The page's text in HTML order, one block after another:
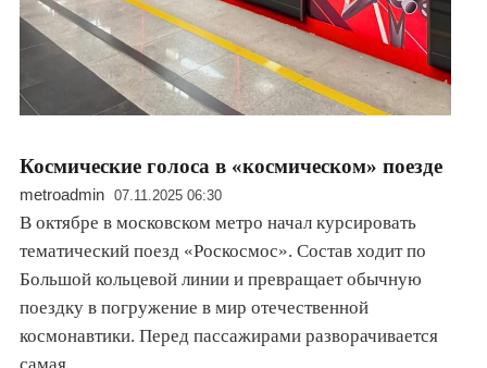
Космические голоса в «космическом» поезде
metroadmin 07.11.2025 06:30
В октябре в московском метро начал курсировать
тематический поезд «Роскосмос». Состав ходит по
Большой кольцевой линии и превращает обычную
поездку в погружение в мир отечественной
космонавтики. Перед пассажирами разворачивается